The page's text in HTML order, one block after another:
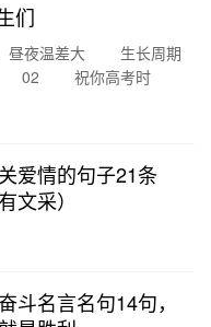
们
夜温差大 生长周期
福 02 祝你高考时
爱情的句子21条
文采）
斗名言名句14句，